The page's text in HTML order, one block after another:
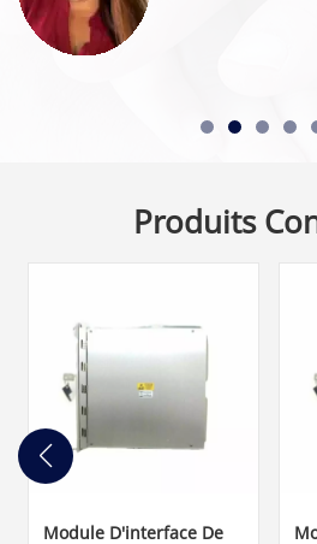
Produits
Module D'interface De